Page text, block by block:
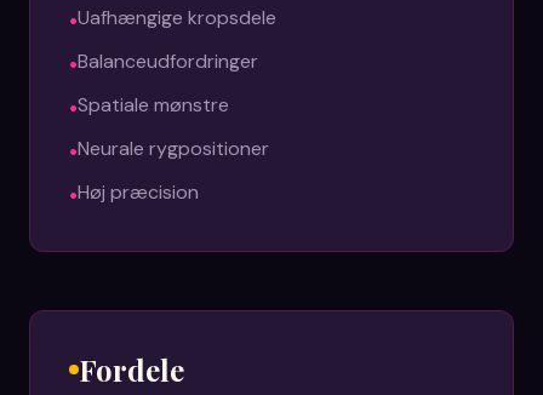
•Uafhængige kropsdele
•Balanceudfordringer
•Spatiale mønstre
•Neurale rygpositioner
•Høj præcision
Fordele